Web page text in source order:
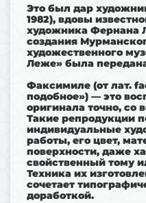
Это был дар
1982), вдовы
художника Фернана
создания
художественного
Леже» была
Факсимиле (от лат.
подобное») — это
оригинала точно, со
Такие репродукции
индивидуальные
работы, его цвет,
поверхности, даже
свойственный тому
Техника их
сочетает
доработкой.